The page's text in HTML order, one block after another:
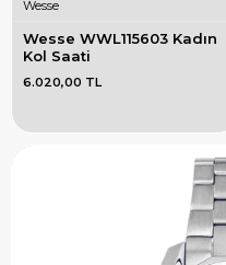
Wesse
Wesse WWL115603 Kadın
Kol Saati
6.020,00 TL